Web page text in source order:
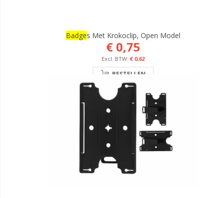
BadgeS Met Krokoclip, Open Model
€ 0,75
€ 0,62
BESTELLEN